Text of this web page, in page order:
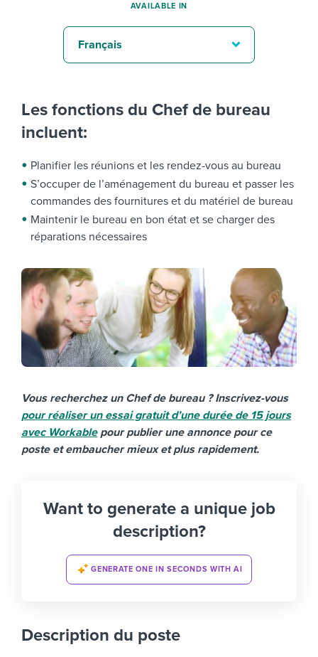
Les fonctions du Chef de bureau
incluent:
Planifier les réunions et les rendez-vous au bureau
S’occuper de l’aménagement du bureau et passer les
commandes des fournitures et du matériel de bureau
Maintenir le bureau en bon état et se charger des
réparations nécessaires
Vous recherchez un Chef de bureau ? Inscrivez-vous
pour réaliser un essai gratuit d’une durée de 15 jours
avec Workablepour publier une annonce pour ce
poste et embaucher mieux et plus rapidement.
Want to generate a unique job
description?
GENERATE ONE IN SECONDS WITH AI
Description du poste
AVAILABLE IN
Français